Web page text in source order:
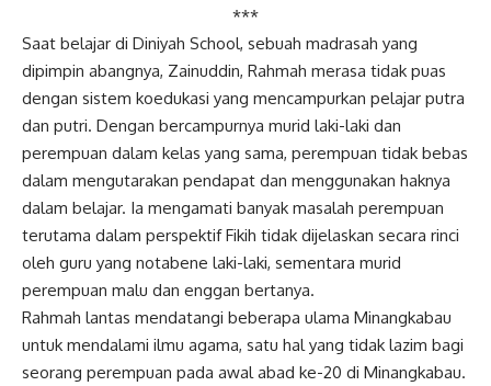
***
Saat belajar di Diniyah School, sebuah madrasah yang
dipimpin abangnya, Zainuddin, Rahmah merasa tidak puas
dengan sistem koedukasi yang mencampurkan pelajar putra
dan putri. Dengan bercampurnya murid laki-laki dan
perempuan dalam kelas yang sama, perempuan tidak bebas
dalam mengutarakan pendapat dan menggunakan haknya
dalam belajar. Ia mengamati banyak masalah perempuan
terutama dalam perspektif Fikih tidak dijelaskan secara rinci
oleh guru yang notabene laki-laki, sementara murid
perempuan malu dan enggan bertanya.
Rahmah lantas mendatangi beberapa ulama Minangkabau
untuk mendalami ilmu agama, satu hal yang tidak lazim bagi
seorang perempuan pada awal abad ke-20 di Minangkabau.